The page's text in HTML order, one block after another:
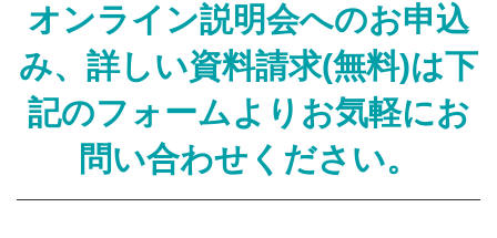
オンライン説明会へのお申込
み、詳しい資料請求(無料)は下
記のフォームよりお気軽にお
問い合わせください。